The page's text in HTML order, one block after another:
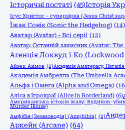
Історичні постаті (45)Історія
Ісус Христос - суперзірка (Jesus Christ
Їжак Сонік (Sonic the Hedgehog) (14)
Аватар (Avatar) - Всі серії (12)
Аватар: Останній захисник (Avatar: The
Агенція Локвуд і Кo
Айзек Азімов (2)Академія Аматерасу,
Академія Амбрелла (The Umbrella
Альфа і Омега (Alpha and Omega)
Аліса в Ігрокраї (Alice in Borderland) (6)
Американська історія жаху: Будинок-
Murder House)
Амфібія (Земноводія) (Amphibia) (2)
Аркейн (Arcane) (64)